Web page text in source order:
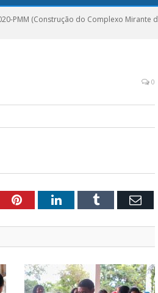
PMM (Construção do Complexo
0
PinterestLinkedInTumblr